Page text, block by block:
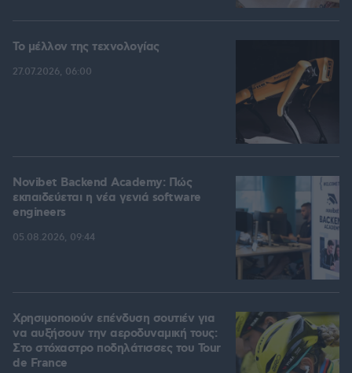
Το μέλλον της τεχνολογίας
27.07.2026, 06:00
Novibet Backend Academy: Πώς
εκπαιδεύεται η νέα γενιά software
engineers
05.08.2026, 09:44
Χρησιμοποιούν επένδυση σουτιέν για
να αυξήσουν την αεροδυναμική τους:
Στο στόχαστρο ποδηλάτισσες του Tour
de France